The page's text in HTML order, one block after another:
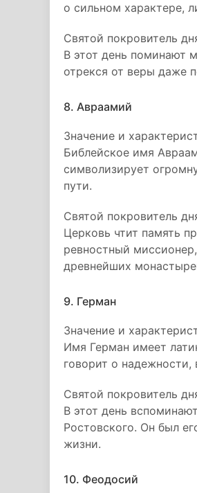
о сильном характере,
Святой покровитель
В этот день поминают
отрекся от веры даже
8. Авраамий
Значение и
Библейское имя
символизирует
пути.
Святой покровитель
Церковь чтит память
ревностный
древнейших
9. Герман
Значение и
Имя Герман имеет
говорит о надежности,
Святой покровитель
В этот день
Ростовского. Он был
жизни.
10. Феодосий